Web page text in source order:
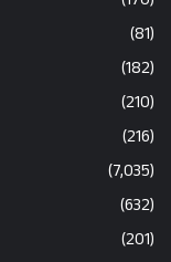
(81)
(182)
(210)
(216)
(7,035)
(632)
(201)